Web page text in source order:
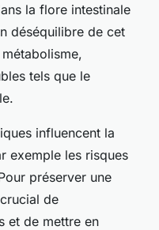
la flore intestinale
déséquilibre de cet
tels que le
influencent la
exemple les risques
préserver une
de
et de mettre en